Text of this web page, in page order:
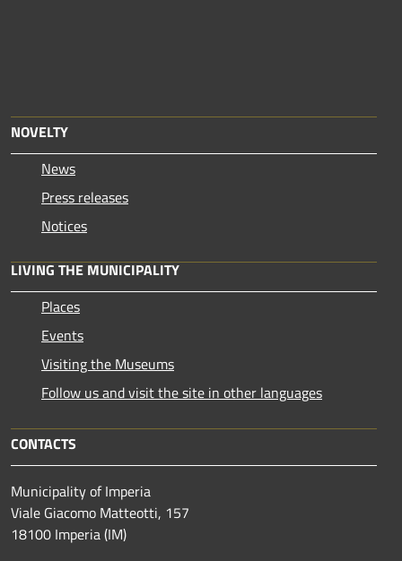
NOVELTY
News
Press releases
Notices
LIVING THE MUNICIPALITY
Places
Events
Visiting the Museums
Follow us and visit the site in other languages
CONTACTS
Municipality of Imperia
Viale Giacomo Matteotti, 157
18100 Imperia (IM)